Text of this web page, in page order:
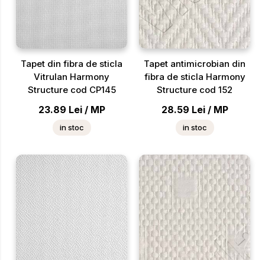
Tapet din fibra de sticla
Vitrulan Harmony
Structure cod CP145
23.89 Lei / MP
in stoc
Tapet antimicrobian din
fibra de sticla Harmony
Structure cod 152
28.59 Lei / MP
in stoc